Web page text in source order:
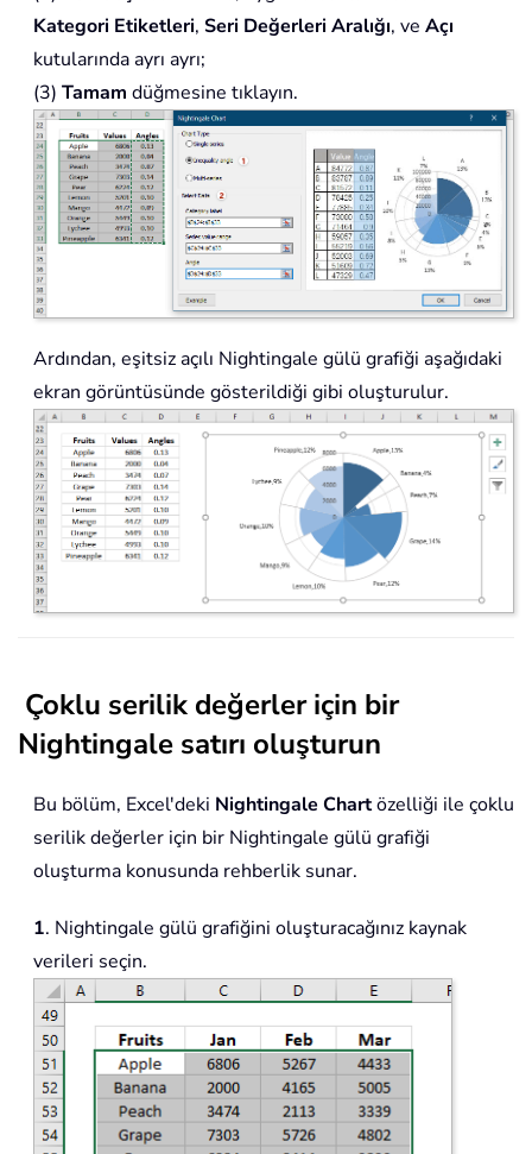
Kategori Etiketleri, Seri Değerleri Aralığı, ve Açı
kutularında ayrı ayrı;
(3) Tamam düğmesine tıklayın.
Ardından, eşitsiz açılı Nightingale gülü grafiği aşağıdaki
ekran görüntüsünde gösterildiği gibi oluşturulur.
Çoklu serilik değerler için bir
Nightingale satırı oluşturun
Bu bölüm, Excel'deki Nightingale Chartözelliği ile çoklu
serilik değerler için bir Nightingale gülü grafiği
oluşturma konusunda rehberlik sunar.
1. Nightingale gülü grafiğini oluşturacağınız kaynak
verileri seçin.